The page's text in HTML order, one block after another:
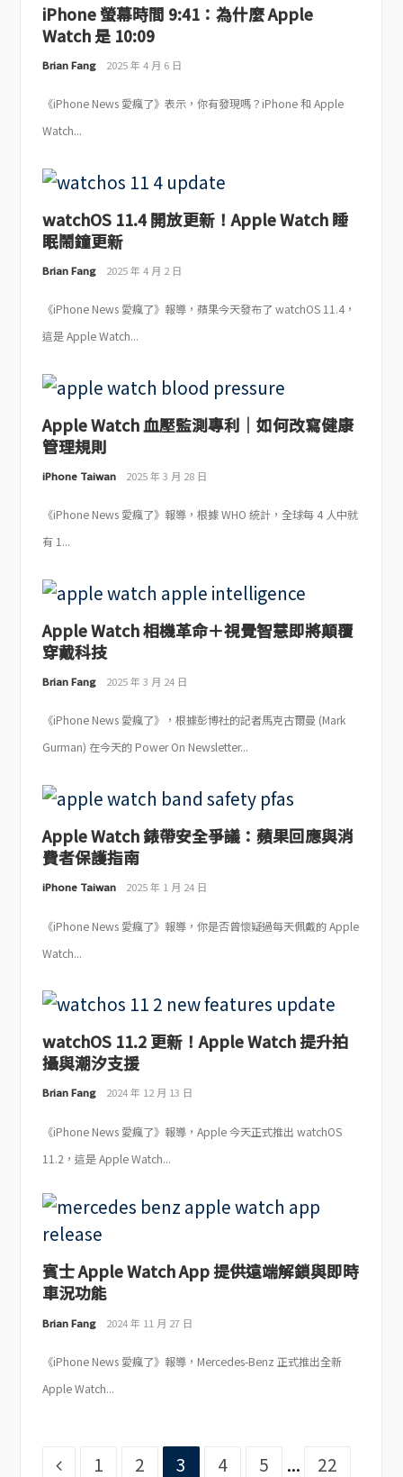
iPhone 螢幕時間 9:41：為什麼 Apple
Watch 是 10:09
Brian Fang 2025 年 4 月 6 日
《iPhone News 愛瘋了》表示，你有發現嗎？iPhone 和 Apple
Watch...
watchOS 11.4 開放更新！Apple Watch 睡
眠鬧鐘更新
Brian Fang 2025 年 4 月 2 日
《iPhone News 愛瘋了》報導，蘋果今天發布了 watchOS 11.4，
這是 Apple Watch...
Apple Watch 血壓監測專利｜如何改寫健康
管理規則
iPhone Taiwan 2025 年 3 月 28 日
《iPhone News 愛瘋了》報導，根據 WHO 統計，全球每 4 人中就
有 1...
Apple Watch 相機革命＋視覺智慧即將顛覆
穿戴科技
Brian Fang 2025 年 3 月 24 日
《iPhone News 愛瘋了》，根據彭博社的記者馬克古爾曼 (Mark
Gurman) 在今天的 Power On Newsletter...
Apple Watch 錶帶安全爭議：蘋果回應與消
費者保護指南
iPhone Taiwan 2025 年 1 月 24 日
《iPhone News 愛瘋了》報導，你是否曾懷疑過每天佩戴的 Apple
Watch...
watchOS 11.2 更新！Apple Watch 提升拍
攝與潮汐支援
Brian Fang 2024 年 12 月 13 日
《iPhone News 愛瘋了》報導，Apple 今天正式推出 watchOS
11.2，這是 Apple Watch...
賓士 Apple Watch App 提供遠端解鎖與即時
車況功能
Brian Fang 2024 年 11 月 27 日
《iPhone News 愛瘋了》報導，Mercedes-Benz 正式推出全新
Apple Watch...
Page
1 Page
2 Page
3 Page
4 Page
5 ... Page
22